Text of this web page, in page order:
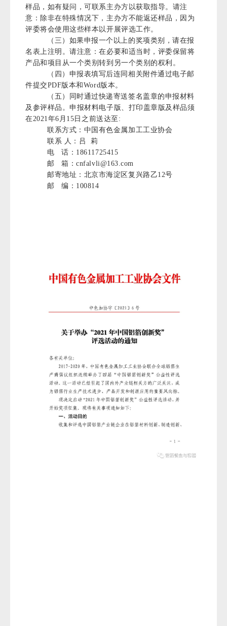
样品，如有疑问，可联系主办方以获取指导。请注
意：除非在特殊情况下，主办方不能返还样品，因为
评委将会使用这些样本以开展评选工作。
（三）如果申报一个以上的奖项类别，请在报
名表上注明。请注意：在必要和适当时，评委保留将
产品和项目从一个类别转到另一个类别的权利。
（四）申报表填写后连同相关附件通过电子邮
件提交PDF版本和Word版本。
（五）同时通过快递寄送签名盖章的申报材料
及参评样品。申报材料电子版、打印盖章版及样品须
在2021年6月15日之前送达至:
联系方式：中国有色金属加工工业协会
联系 人：吕 莉
电 话：18611725415
邮 箱：cnfalvli@163.com
邮寄地址：北京市海淀区复兴路乙12号
邮 编：100814